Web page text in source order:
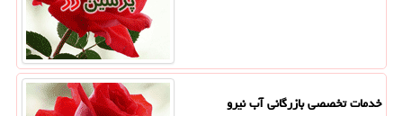
خدمات تخصصی بازرگانی آب نیرو